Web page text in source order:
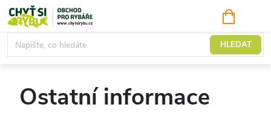
Přejít
na
obsah
HLEDAT
KOŠÍK
Domů
Ostatní informace